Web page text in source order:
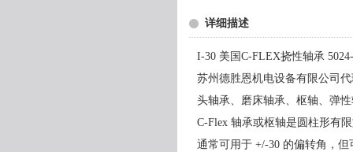
详细描述
I-30 美国C-FLEX挠性轴承
苏州德胜恩机电设备有限公司
头轴承、磨床轴承、枢轴、弹
C-Flex 轴承或枢轴是圆柱形有
通常可用于 +/-30 的偏转角，